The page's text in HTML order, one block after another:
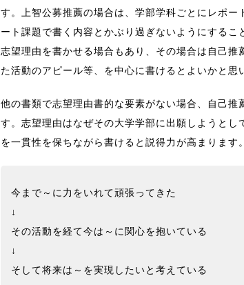
す。上智公募推薦の場合は、学部学科ごとにレポ
ート課題で書く内容とかぶり過ぎないようにする
志望理由を書かせる場合もあり、その場合は自己
た活動のアピール等、を中心に書けるとよいかと思
他の書類で志望理由書的な要素がない場合、自己
す。志望理由はなぜその大学学部に出願しようと
を一貫性を保ちながら書けると説得力が高まります
今まで～に力をいれて頑張ってきた
↓
その活動を経て今は～に関心を抱いている
↓
そして将来は～を実現したいと考えている